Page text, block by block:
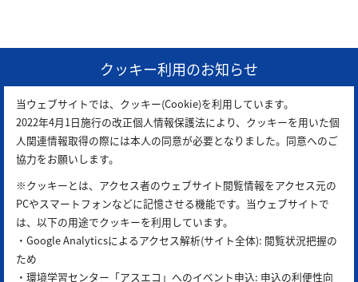
1
クッキー利用のお知らせ
当ウェブサイトでは、クッキー(Cookie)を利用しています。
2022年4月1日施行の改正個人情報保護法により、クッキーを用いた個
人関連情報取得の際には本人の同意が必要となりました。同意へのご
協力をお願いします。
※クッキーとは、アクセス者のウェブサイト閲覧情報をアクセス元の
PCやスマートフォンなどに記憶させる機能です。当ウェブサイトで
は、以下の用途でクッキーを利用しています。
・Google Analyticsによるアクセス解析(サイト全体): 閲覧状況把握の
ため
・環境学習センター「アスエコ」へのイベント申込: 申込の利便性向
アスエコは 公益財団法人 岡山県環境保全事業団 が運営し